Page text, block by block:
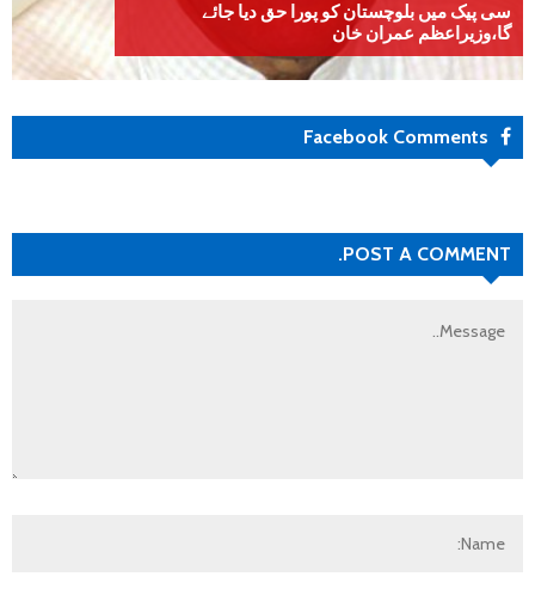
سی پیک میں بلوچستان کو پورا حق دیا جائے
گا،وزیراعظم عمران خان
Facebook Comments
POST A COMMENT.